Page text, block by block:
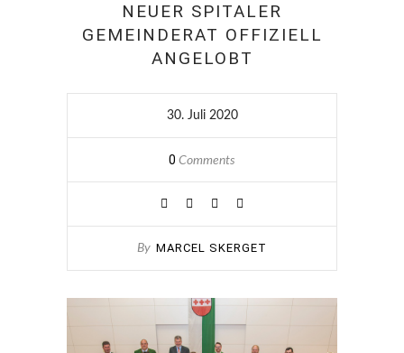
NEUER SPITALER
GEMEINDERAT OFFIZIELL
ANGELOBT
30. Juli 2020
0 Comments
By MARCEL SKERGET